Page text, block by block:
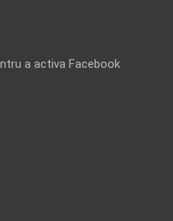
a activa Facebook